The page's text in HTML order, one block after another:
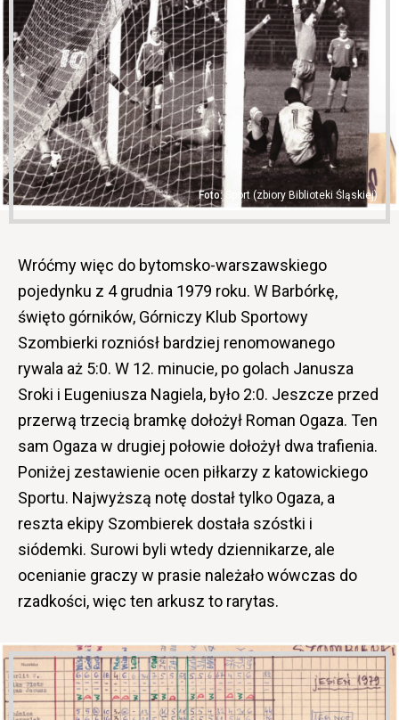
Sport (zbiory Biblioteki Śląskiej)
Wróćmy więc do bytomsko-warszawskiego
pojedynku z 4 grudnia 1979 roku. W Barbórkę,
święto górników, Górniczy Klub Sportowy
Szombierki rozniósł bardziej renomowanego
rywala aż 5:0. W 12. minucie, po golach Janusza
Sroki i Eugeniusza Nagiela, było 2:0. Jeszcze przed
przerwą trzecią bramkę dołożył Roman Ogaza. Ten
sam Ogaza w drugiej połowie dołożył dwa trafienia.
Poniżej zestawienie ocen piłkarzy z katowickiego
Sportu. Najwyższą notę dostał tylko Ogaza, a
reszta ekipy Szombierek dostała szóstki i
siódemki. Surowi byli wtedy dziennikarze, ale
ocenianie graczy w prasie należało wówczas do
rzadkości, więc ten arkusz to rarytas.